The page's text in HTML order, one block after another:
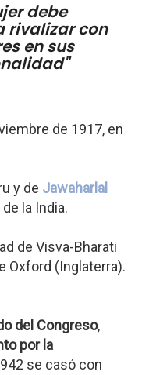
debe
rivalizar con
en sus
de 1917, en
y de Jawaharlal
la India.
de Visva-Bharati
Oxford (Inglaterra).
del Congreso,
por la
se casó con